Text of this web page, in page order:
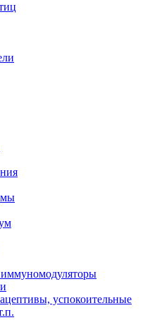
успокоительные